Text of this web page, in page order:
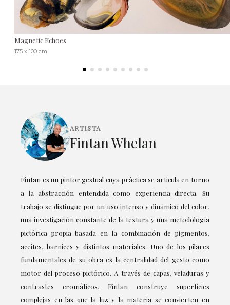
Magnetic Echoes
175 x 100 cm
ARTISTA
Fintan Whelan
Fintan es un pintor gestual cuya práctica se articula en torno
a la abstracción entendida como experiencia directa. Su
trabajo se distingue por un uso intenso y dinámico del color,
una investigación constante de la textura y una metodología
pictórica propia basada en la combinación de pigmentos,
aceites, barnices y distintos materiales. Uno de los pilares
fundamentales de su obra es la centralidad del gesto como
motor del proceso pictórico. A través de capas, veladuras y
contrastes cromáticos, Fintan construye superficies
complejas en las que la luz y la materia se convierten en